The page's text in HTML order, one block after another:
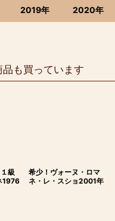
2019年 2020年
も買っています
級
1976
希少！ヴォーヌ・ロマ
ネ・レ・スショ2001年